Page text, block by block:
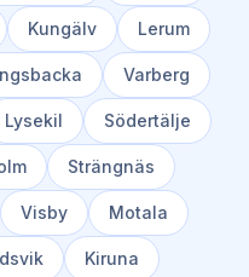
Kungälv Lerum
Varberg
Lysekil Södertälje
Strängnäs
Visby Motala
Kiruna